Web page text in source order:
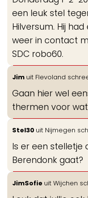
een leuk stel
Hilversum. Hij
weer in contact
SDC robo60.
Jim uit Flevoland
Gaan hier wel
thermen voor
Stel30 uit Nijmegen
Is er een stelletje
Berendonk gaat?
JimSofie uit Wijchen